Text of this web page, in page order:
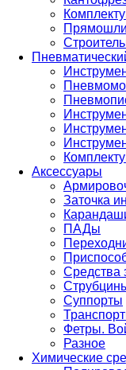
Аксессуары
Заточка
ПАДы
Суппорты
Фетры.
Разное
Химические